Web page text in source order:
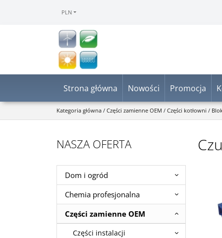
PLN
Strona główna Nowości Promocja
Kategoria główna / Części zamienne OEM / Części kotłowni /
NASZA OFERTA
Dom i ogród
Chemia profesjonalna
Części zamienne OEM
Części instalacji